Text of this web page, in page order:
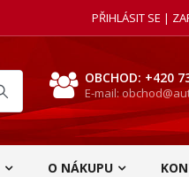
PŘIHLÁSIT SE |
OBCHOD: +420
E-mail:
O NÁKUPU